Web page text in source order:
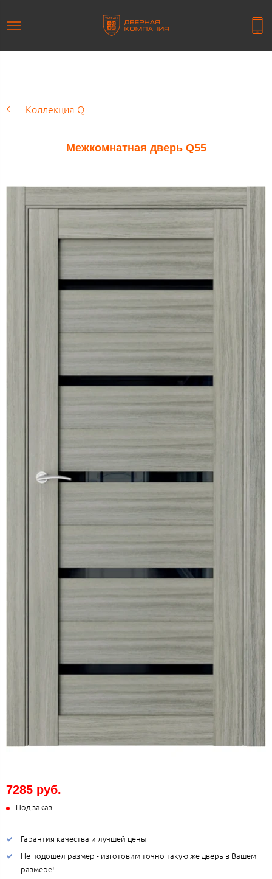
Коллекция Q
Межкомнатная дверь Q55
7285 руб.
Под заказ
Гарантия качества и лучшей цены
Не подошел размер - изготовим точно такую же дверь в Вашем
размере!